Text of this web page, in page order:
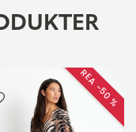
REA −50 %